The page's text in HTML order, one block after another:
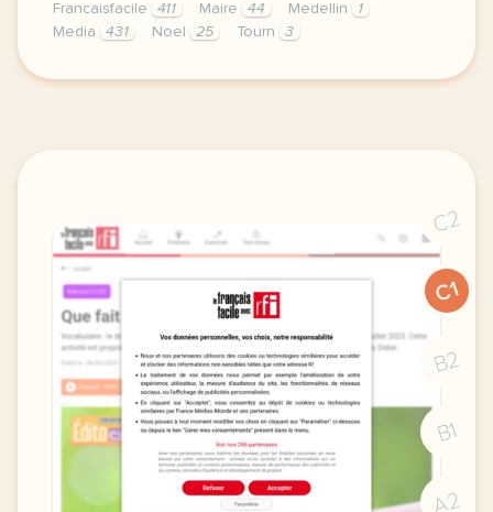
Francaisfacile
411 Maire 44 Medellin
1
Media
431 Noel 25 Tourn 3
exercice b1 les decembrinas decembre a
C2
C1
B2
B1
A2